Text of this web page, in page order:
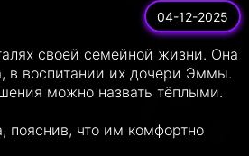
04-12-2025
своей семейной жизни. Она
в воспитании их дочери Эммы.
можно назвать тёплыми.
пояснив, что им комфортно